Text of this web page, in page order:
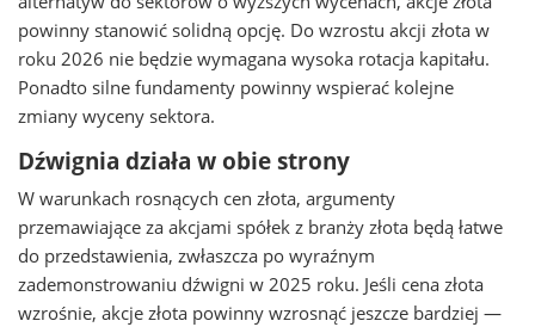
powinny stanowić solidną opcję. Do wzrostu akcji złota w
roku 2026 nie będzie wymagana wysoka rotacja kapitału.
Ponadto silne fundamenty powinny wspierać kolejne
zmiany wyceny sektora.
Dźwignia działa w obie strony
W warunkach rosnących cen złota, argumenty
przemawiające za akcjami spółek z branży złota będą łatwe
do przedstawienia, zwłaszcza po wyraźnym
zademonstrowaniu dźwigni w 2025 roku. Jeśli cena złota
wzrośnie, akcje złota powinny wzrosnąć jeszcze bardziej —